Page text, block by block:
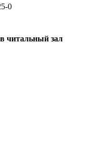
0
читальный зал